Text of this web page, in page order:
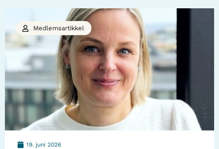
19. juni 2026
Medlemsartikkel